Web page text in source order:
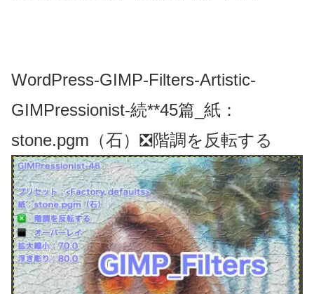
WordPress-GIMP-Filters-Artistic-
GIMPressionist-続**45篇_紙：
stone.pgm（石）❎階調を反転する